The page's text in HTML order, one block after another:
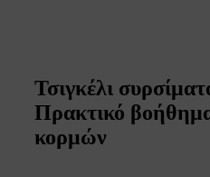
Τσιγκέλι
Πρακτικό
κορμών